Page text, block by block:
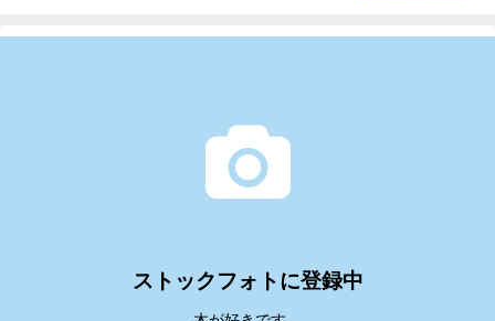
ストックフォトに登録中